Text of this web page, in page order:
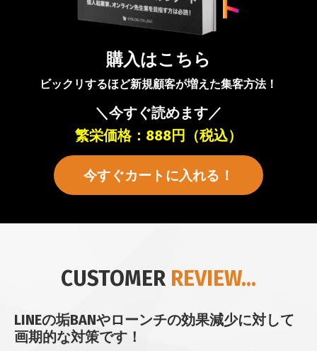
購入はこちら
ビックリするほど新規顧客が増えた集客方法！
＼今すぐ読めます／
繁栄価格：888円（税込）
今すぐカートに入れる！
CUSTOMER REVIEW...
LINEの垢BANやローンチの効果減少に対して
画期的な対策です！